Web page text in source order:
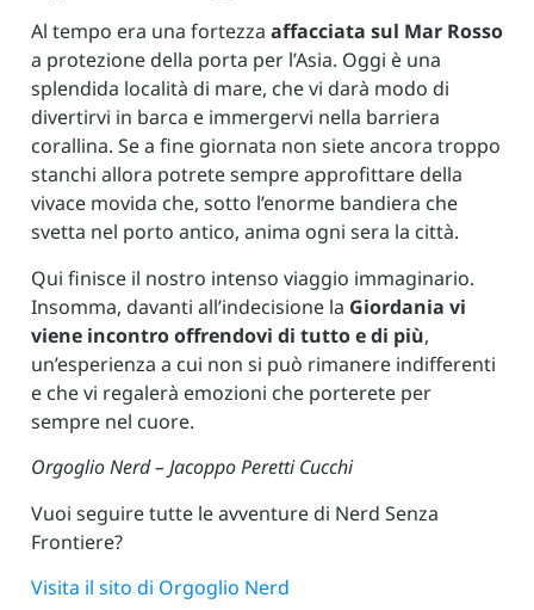
Al tempo era una fortezza affacciata sul Mar Rosso
a protezione della porta per l’Asia. Oggi è una
splendida località di mare, che vi darà modo di
divertirvi in barca e immergervi nella barriera
corallina. Se a fine giornata non siete ancora troppo
stanchi allora potrete sempre approfittare della
vivace movida che, sotto l’enorme bandiera che
svetta nel porto antico, anima ogni sera la città.
Qui finisce il nostro intenso viaggio immaginario.
Insomma, davanti all’indecisione la Giordania vi
viene incontro offrendovi di tutto e di più,
un’esperienza a cui non si può rimanere indifferenti
e che vi regalerà emozioni che porterete per
sempre nel cuore.
Orgoglio Nerd – Jacoppo Peretti Cucchi
Vuoi seguire tutte le avventure di Nerd Senza
Frontiere?
Visita il sito di Orgoglio Nerd